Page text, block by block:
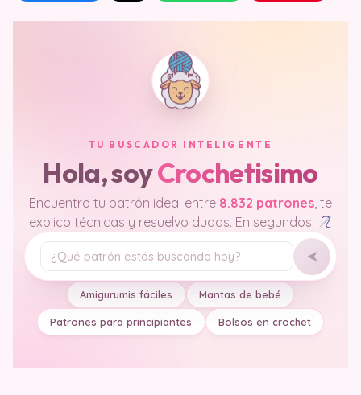
TU BUSCADOR INTELIGENTE
Hola, soyCrochetisimo
Encuentro tu patrón ideal entre 8.832 patrones, te
explico técnicas y resuelvo dudas. En segundos.
Tu pregunta
Amigurumis fáciles Mantas de bebé
Patrones para principiantes Bolsos en crochet